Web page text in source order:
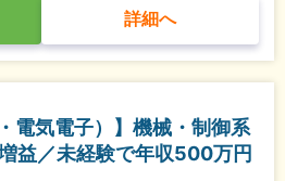
詳細へ
電気電子）】機械・制御系
益／未経験で年収500万円